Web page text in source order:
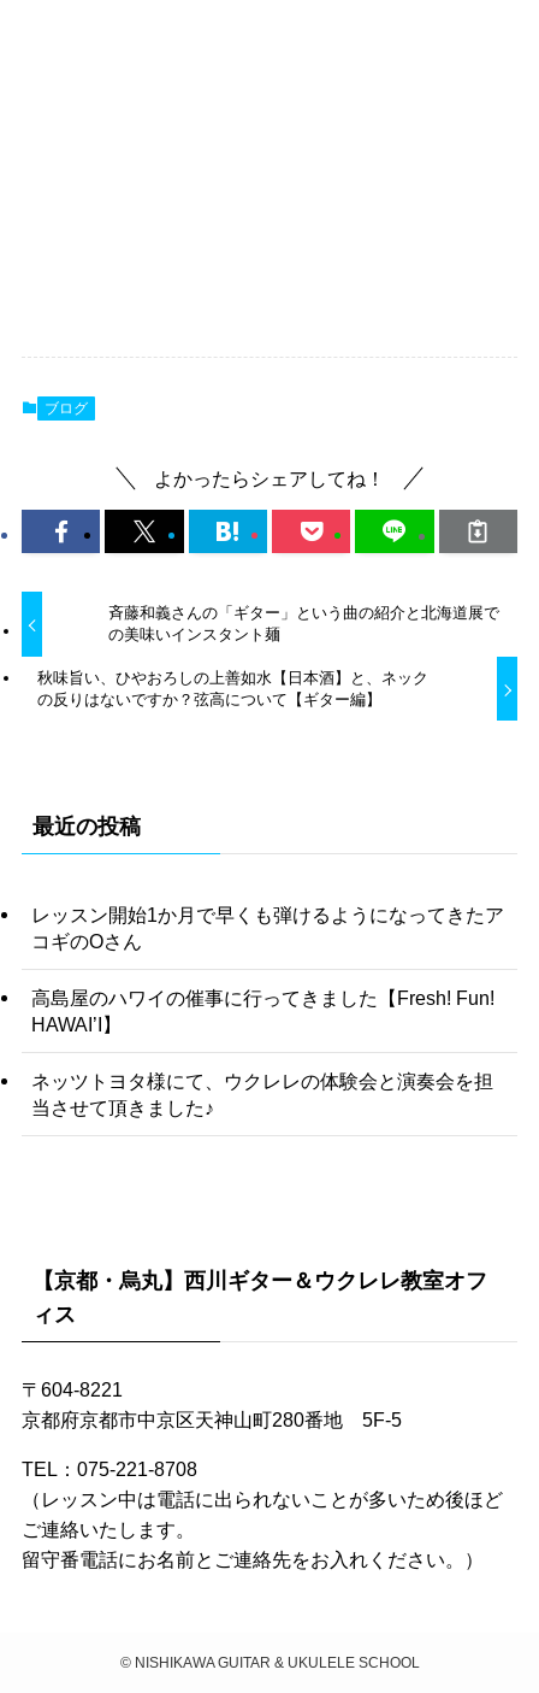
ブログ
よかったらシェアしてね！
斉藤和義さんの「ギター」という曲の紹介と北海道展で
の美味いインスタント麺
秋味旨い、ひやおろしの上善如水【日本酒】と、ネック
の反りはないですか？弦高について【ギター編】
最近の投稿
レッスン開始1か月で早くも弾けるようになってきたア
コギのOさん
高島屋のハワイの催事に行ってきました【Fresh! Fun!
HAWAI’I】
ネッツトヨタ様にて、ウクレレの体験会と演奏会を担
当させて頂きました♪
【京都・烏丸】西川ギター＆ウクレレ教室オフ
ィス
〒604-8221
京都府京都市中京区天神山町280番地 5F-5
TEL：075-221-8708
（レッスン中は電話に出られないことが多いため後ほど
ご連絡いたします。
留守番電話にお名前とご連絡先をお入れください。）
©NISHIKAWA GUITAR & UKULELE SCHOOL